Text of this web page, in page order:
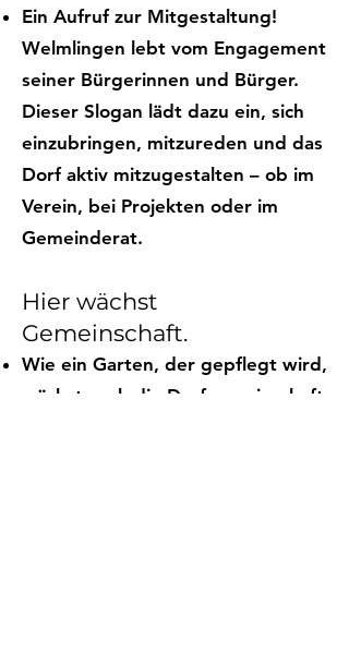
Ein Aufruf zur Mitgestaltung!
Welmlingen lebt vom Engagement
seiner Bürgerinnen und Bürger.
Dieser Slogan lädt dazu ein, sich
einzubringen, mitzureden und das
Dorf aktiv mitzugestalten – ob im
Verein, bei Projekten oder im
Gemeinderat.
Hier wächst
Gemeinschaft.
Wie ein Garten, der gepflegt wird,
wächst auch die Dorfgemeinschaft